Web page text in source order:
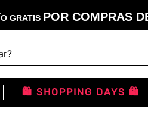
GRATIS POR COMPRAS
🛍️ SHOPPING DAYS 🛍️